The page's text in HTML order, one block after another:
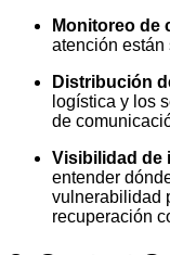
Monitoreo de
atención están
Distribución
logística y los
de
Visibilidad de
entender
vulnerabilidad
recuperación